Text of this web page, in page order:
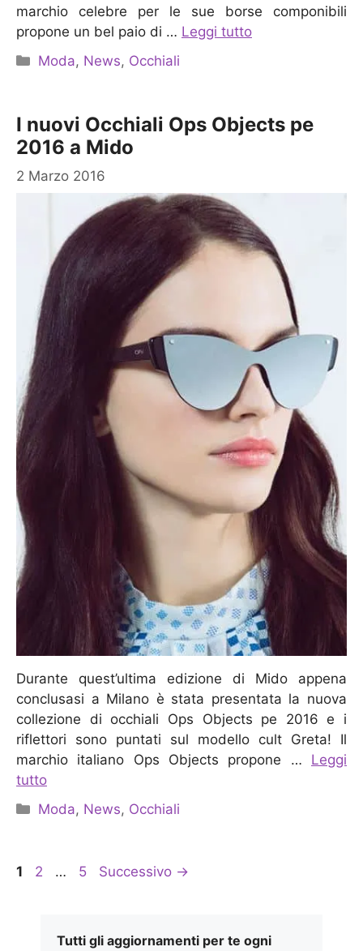
marchio celebre per le sue borse componibili
propone un bel paio di … Leggi tutto
Categorie
Moda, News, Occhiali
I nuovi Occhiali Ops Objects pe
2016 a Mido
2 Marzo 2016
Durante quest’ultima edizione di Mido appena
conclusasi a Milano è stata presentata la nuova
collezione di occhiali Ops Objects pe 2016 e i
riflettori sono puntati sul modello cult Greta! Il
marchio italiano Ops Objects propone … Leggi
tutto
Categorie
Moda, News, Occhiali
Pagina
1 Pagina
2 … Pagina
5 Successivo →
Tutti gli aggiornamenti per te ogni